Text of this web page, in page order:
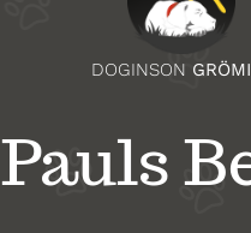
DOGINSON
Pauls